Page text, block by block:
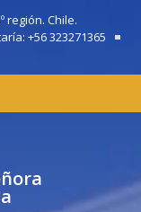
región. Chile.
+56 323271365